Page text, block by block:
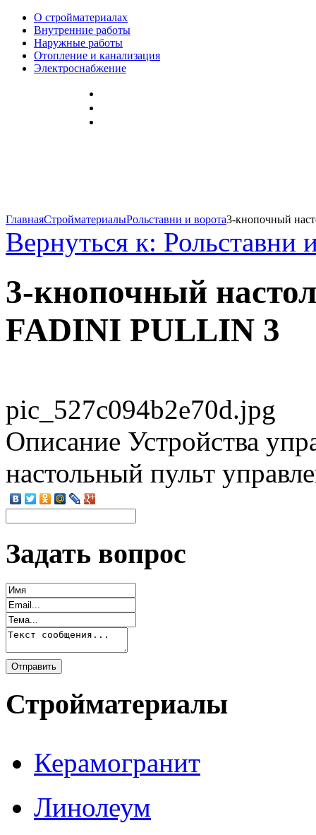
О стройматериалах
Внутренние работы
Наружные работы
Отопление и канализация
Электроснабжение
ГлавнаяСтройматериалыРольставни и ворота3-кнопочный
Вернуться к: Рольставни
3-кнопочный
FADINI PULLIN 3
pic_527c094b2e70d.jpg
Описание Устройства
настольный пульт
Задать вопрос
Стройматериалы
Керамогранит
Линолеум